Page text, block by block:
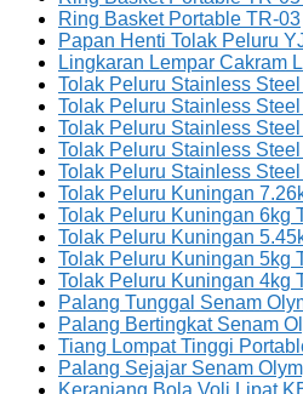
Ring Basket Portable TR-03
Papan Henti Tolak Peluru
Lingkaran Lempar Cakram
Tolak Peluru Stainless
Tolak Peluru Stainless
Tolak Peluru Stainless
Tolak Peluru Stainless
Tolak Peluru Stainless
Tolak Peluru Kuningan
Tolak Peluru Kuningan 6kg
Tolak Peluru Kuningan
Tolak Peluru Kuningan 5kg
Tolak Peluru Kuningan 4kg
Palang Tunggal Senam
Palang Bertingkat Senam
Tiang Lompat Tinggi
Palang Sejajar Senam
Keranjang Bola Voli Lipat